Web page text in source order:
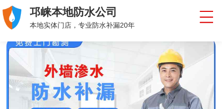
邛崃本地防水公司
本地实体门店，专业防水补漏20年